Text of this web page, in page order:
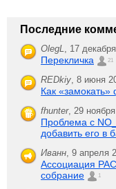
Последние
OlegL, 17
Перекличка 21
REDkiy, 8 июня
Как
fhunter, 29
Проблема с
добавить его в
Иванн, 9 апреля
Ассоциация
собрание
1